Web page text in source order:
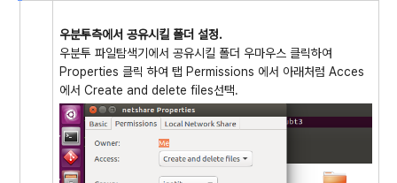
우분투측에서 공유시킬 폴더 설정.
우분투 파일탐색기에서 공유시킬 폴더 우마우스 클릭하여
Properties 클릭 하여 탭 Permissions 에서 아래처럼 Acces
에서 Create and delete files선택.